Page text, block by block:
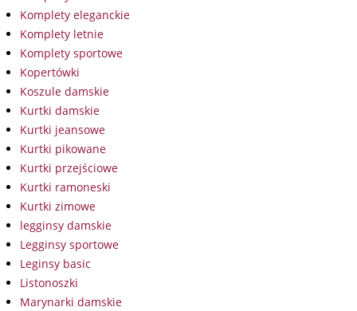
Komplety eleganckie
Komplety letnie
Komplety sportowe
Kopertówki
Koszule damskie
Kurtki damskie
Kurtki jeansowe
Kurtki pikowane
Kurtki przejściowe
Kurtki ramoneski
Kurtki zimowe
legginsy damskie
Legginsy sportowe
Leginsy basic
Listonoszki
Marynarki damskie